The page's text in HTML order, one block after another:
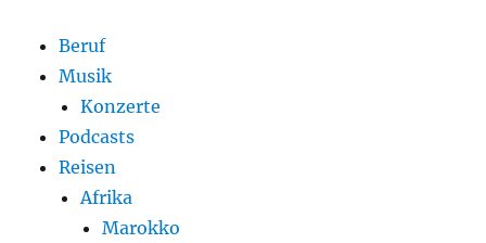
Beruf
Musik
Konzerte
Podcasts
Reisen
Afrika
Marokko